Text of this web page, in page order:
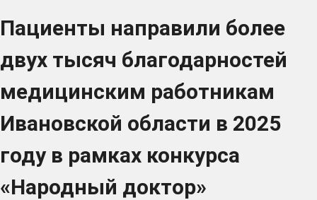
Пациенты направили более
двух тысяч благодарностей
медицинским работникам
Ивановской области в 2025
году в рамках конкурса
«Народный доктор»